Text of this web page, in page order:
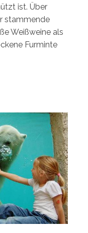
ist. Über
stammende
Weißweine als
Furminte